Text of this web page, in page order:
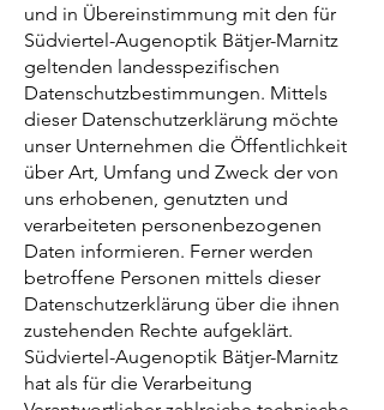
und in Übereinstimmung mit den für
Südviertel-Augenoptik Bätjer-Marnitz
geltenden landesspezifischen
Datenschutzbestimmungen. Mittels
dieser Datenschutzerklärung möchte
unser Unternehmen die Öffentlichkeit
über Art, Umfang und Zweck der von
uns erhobenen, genutzten und
verarbeiteten personenbezogenen
Daten informieren. Ferner werden
betroffene Personen mittels dieser
Datenschutzerklärung über die ihnen
zustehenden Rechte aufgeklärt.
Südviertel-Augenoptik Bätjer-Marnitz
hat als für die Verarbeitung